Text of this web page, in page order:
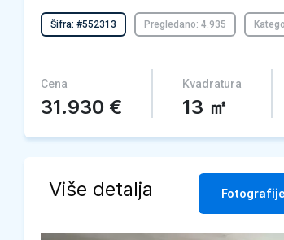
Šifra: #552313 Pregledano: 4.935
Cena
31.930 €
Kvadratura
13 ㎡
Više detalja Fotografije